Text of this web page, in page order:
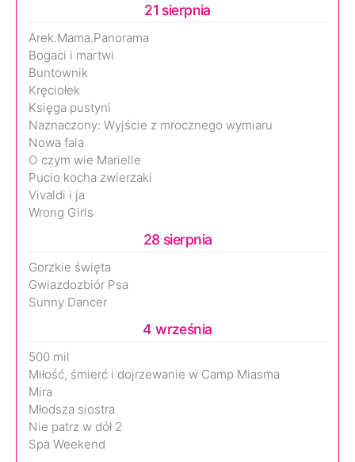
21 sierpnia
Arek.Mama.Panorama
Bogaci i martwi
Buntownik
Kręciołek
Księga pustyni
Naznaczony: Wyjście z mrocznego wymiaru
Nowa fala
O czym wie Marielle
Pucio kocha zwierzaki
Vivaldi i ja
Wrong Girls
28 sierpnia
Gorzkie święta
Gwiazdozbiór Psa
Sunny Dancer
4 września
500 mil
Miłość, śmierć i dojrzewanie w Camp Miasma
Mira
Młodsza siostra
Nie patrz w dół 2
Spa Weekend